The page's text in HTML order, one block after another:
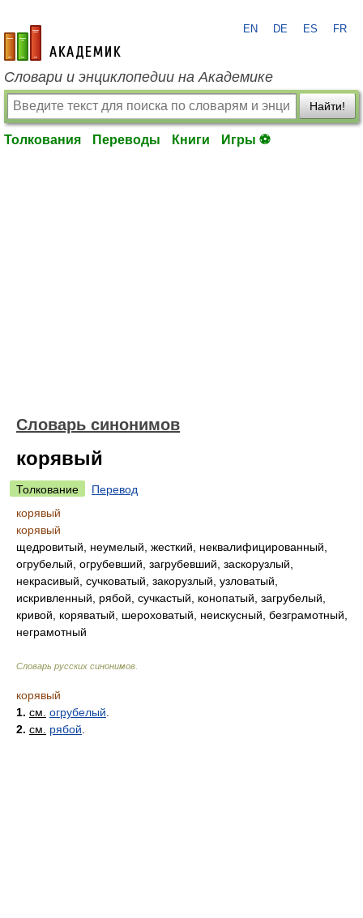
academic.ru
EN DE ES FR
Словари и энциклопедии на Академике
Найти!
Толкования Переводы Книги Игры ⚽
Словарь синонимов
корявый
Толкование
Перевод
корявый
корявый
щедровитый, неумелый, жесткий, неквалифицированный,
огрубелый, огрубевший, загрубевший, заскорузлый,
некрасивый, сучковатый, закорузлый, узловатый,
искривленный, рябой, сучкастый, конопатый, загрубелый,
кривой, коряватый, шероховатый, неискусный, безграмотный,
неграмотный
Словарь русских синонимов
корявый
1. см. огрубелый
2. см. рябой